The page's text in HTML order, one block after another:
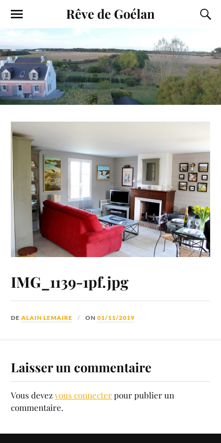
Rêve de Goélan
IMG_1139-1pf.jpg
DEALAIN LEMAIRE ON01/11/2019
Laisser un commentaire
Vous devezvous connecterpour publier un
commentaire.